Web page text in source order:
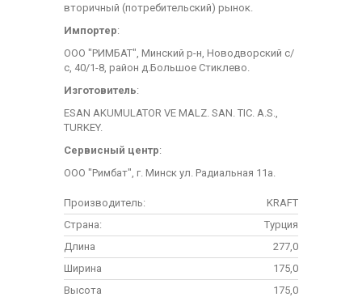
вторичный (потребительский) рынок.
Импортер:
ООО "РИМБАТ", Минский р-н, Новодворский с/
с, 40/1-8, район д.Большое Стиклево.
Изготовитель:
ESAN AKUMULATOR VE MALZ. SAN. TIC. A.S.,
TURKEY.
Сервисный центр:
ООО "Римбат", г. Минск ул. Радиальная 11а.
Производитель:
KRAFT
Страна:
Турция
Длина
277,0
Ширина
175,0
Высота
175,0